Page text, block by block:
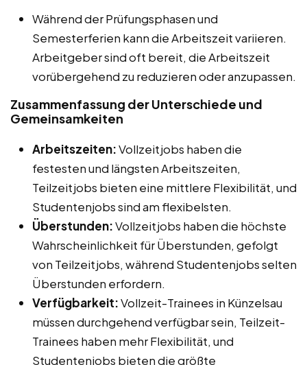
Während der Prüfungsphasen und
Semesterferien kann die Arbeitszeit variieren.
Arbeitgeber sind oft bereit, die Arbeitszeit
vorübergehend zu reduzieren oder anzupassen.
Zusammenfassung der Unterschiede und
Gemeinsamkeiten
Arbeitszeiten:Vollzeitjobs haben die
festesten und längsten Arbeitszeiten,
Teilzeitjobs bieten eine mittlere Flexibilität, und
Studentenjobs sind am flexibelsten.
Überstunden:Vollzeitjobs haben die höchste
Wahrscheinlichkeit für Überstunden, gefolgt
von Teilzeitjobs, während Studentenjobs selten
Überstunden erfordern.
Verfügbarkeit:Vollzeit-Trainees in Künzelsau
müssen durchgehend verfügbar sein, Teilzeit-
Trainees haben mehr Flexibilität, und
Studentenjobs bieten die größte